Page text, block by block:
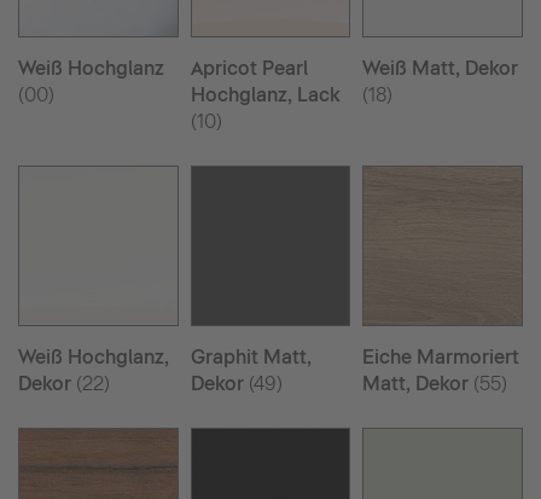
Weiß Hochglanz
(00)
Apricot Pearl
Hochglanz, Lack
(10)
Weiß Matt, Dekor
(18)
Weiß Hochglanz,
Dekor (22)
Graphit Matt,
Dekor(49)
Eiche Marmoriert
Matt, Dekor (55)